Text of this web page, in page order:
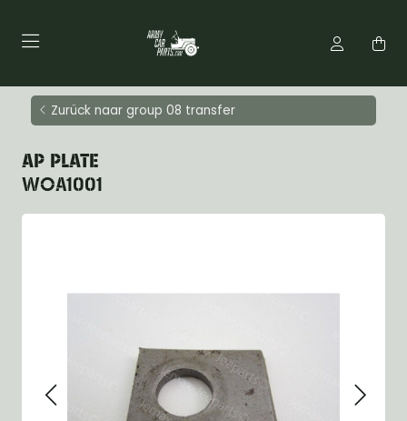
Zurück naar group 08 transfer
AP PLATE
WOA1001